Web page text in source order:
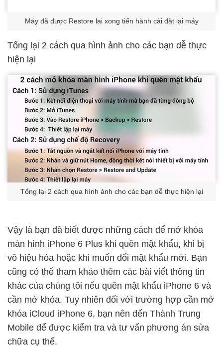
Máy đã được Restore lại xong tiến hành cài đặt lại máy
Tổng lại 2 cách qua hình ảnh cho các bạn dễ thực
hiện lại
Tổng lại 2 cách qua hình ảnh cho các bạn dễ thực hiện lại
Vậy là bạn đã biết được những cách để mở khóa
màn hình iPhone 6 Plus khi quên mật khẩu, khi bị
vô hiệu hóa hoặc khi muốn đổi mật khẩu mới. Bạn
cũng có thể tham khảo thêm các bài viết thông tin
khác của chúng tôi nếu quên mật khẩu iPhone 6 và
cần mở khóa. Tuy nhiên đối với trường hợp cần mở
khóa iCloud iPhone 6, bạn nên đến Thành Trung
Mobile để được kiểm tra và tư vấn phương án sửa
chữa cụ thể.